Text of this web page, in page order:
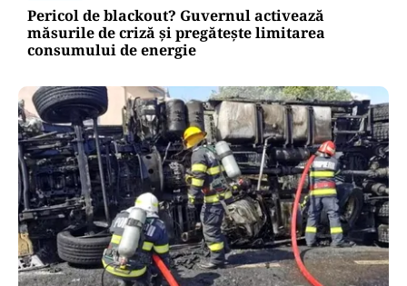
Pericol de blackout? Guvernul activează
măsurile de criză și pregătește limitarea
consumului de energie